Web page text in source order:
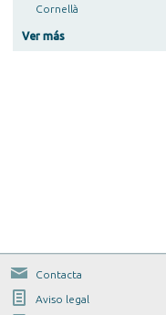
Cornellà
Ver más
Contacta
Aviso legal